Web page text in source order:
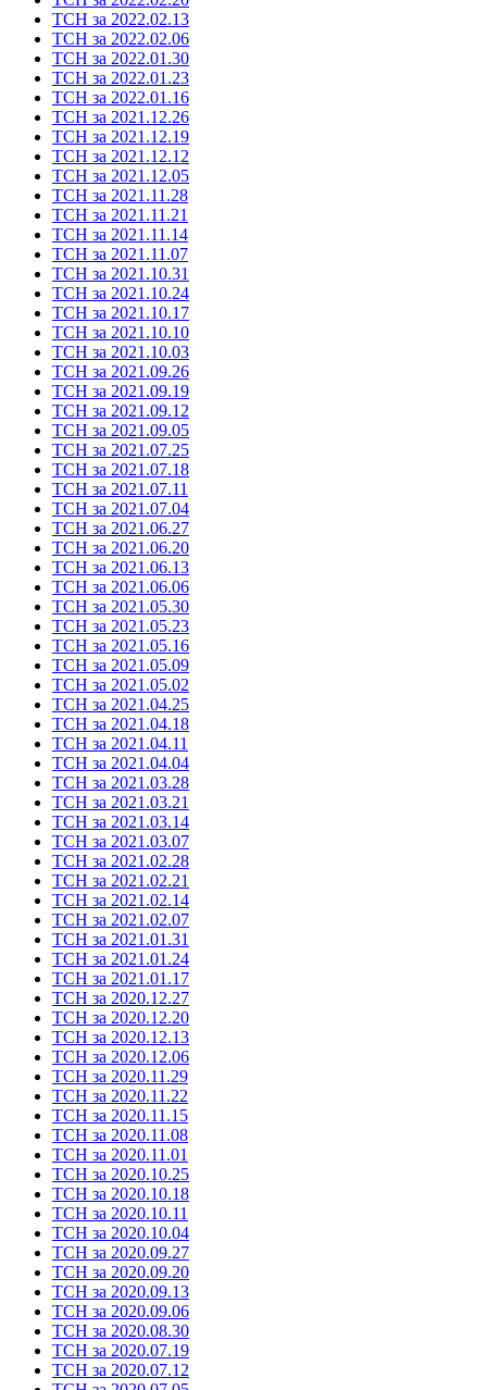
ТСН за 2022.02.13
ТСН за 2022.02.06
ТСН за 2022.01.30
ТСН за 2022.01.23
ТСН за 2022.01.16
ТСН за 2021.12.26
ТСН за 2021.12.19
ТСН за 2021.12.12
ТСН за 2021.12.05
ТСН за 2021.11.28
ТСН за 2021.11.21
ТСН за 2021.11.14
ТСН за 2021.11.07
ТСН за 2021.10.31
ТСН за 2021.10.24
ТСН за 2021.10.17
ТСН за 2021.10.10
ТСН за 2021.10.03
ТСН за 2021.09.26
ТСН за 2021.09.19
ТСН за 2021.09.12
ТСН за 2021.09.05
ТСН за 2021.07.25
ТСН за 2021.07.18
ТСН за 2021.07.11
ТСН за 2021.07.04
ТСН за 2021.06.27
ТСН за 2021.06.20
ТСН за 2021.06.13
ТСН за 2021.06.06
ТСН за 2021.05.30
ТСН за 2021.05.23
ТСН за 2021.05.16
ТСН за 2021.05.09
ТСН за 2021.05.02
ТСН за 2021.04.25
ТСН за 2021.04.18
ТСН за 2021.04.11
ТСН за 2021.04.04
ТСН за 2021.03.28
ТСН за 2021.03.21
ТСН за 2021.03.14
ТСН за 2021.03.07
ТСН за 2021.02.28
ТСН за 2021.02.21
ТСН за 2021.02.14
ТСН за 2021.02.07
ТСН за 2021.01.31
ТСН за 2021.01.24
ТСН за 2021.01.17
ТСН за 2020.12.27
ТСН за 2020.12.20
ТСН за 2020.12.13
ТСН за 2020.12.06
ТСН за 2020.11.29
ТСН за 2020.11.22
ТСН за 2020.11.15
ТСН за 2020.11.08
ТСН за 2020.11.01
ТСН за 2020.10.25
ТСН за 2020.10.18
ТСН за 2020.10.11
ТСН за 2020.10.04
ТСН за 2020.09.27
ТСН за 2020.09.20
ТСН за 2020.09.13
ТСН за 2020.09.06
ТСН за 2020.08.30
ТСН за 2020.07.19
ТСН за 2020.07.12